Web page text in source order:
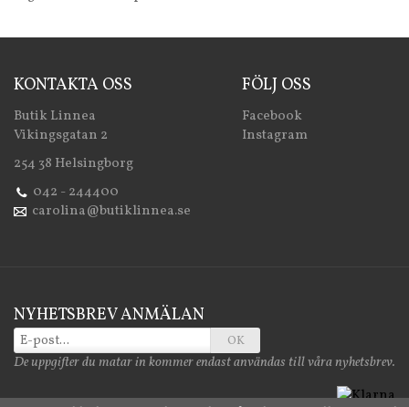
KONTAKTA OSS
Butik Linnea
Vikingsgatan 2
254 38 Helsingborg
042 - 244400
carolina@butiklinnea.se
FÖLJ OSS
Facebook
Instagram
NYHETSBREV ANMÄLAN
OK
De uppgifter du matar in kommer endast användas till våra nyhetsbrev.